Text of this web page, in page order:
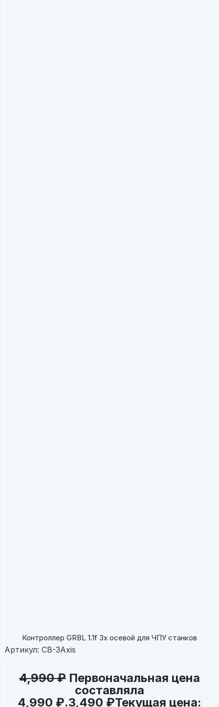
Контроллер GRBL 1.1f 3х осевой для ЧПУ станков
Артикул: CB-3Axis
4,990₽ Первоначальная цена
составляла
4,990 ₽.3,490 ₽Текущая цена: